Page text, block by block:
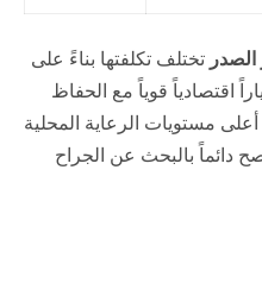
الصدر تختلف تكلفتها بناءً على
اقتصادياً قوياً مع الحفاظ
مستويات الرعاية المحلية
دائماً بالبحث عن الجراح